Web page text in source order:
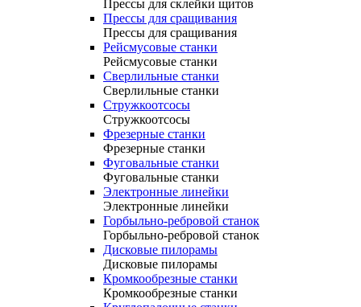
Прессы для склейки щитов
Прессы для сращивания
Прессы для сращивания
Рейсмусовые станки
Рейсмусовые станки
Сверлильные станки
Сверлильные станки
Стружкоотсосы
Стружкоотсосы
Фрезерные станки
Фрезерные станки
Фуговальные станки
Фуговальные станки
Электронные линейки
Электронные линейки
Горбыльно-ребровой станок
Горбыльно-ребровой станок
Дисковые пилорамы
Дисковые пилорамы
Кромкообрезные станки
Кромкообрезные станки